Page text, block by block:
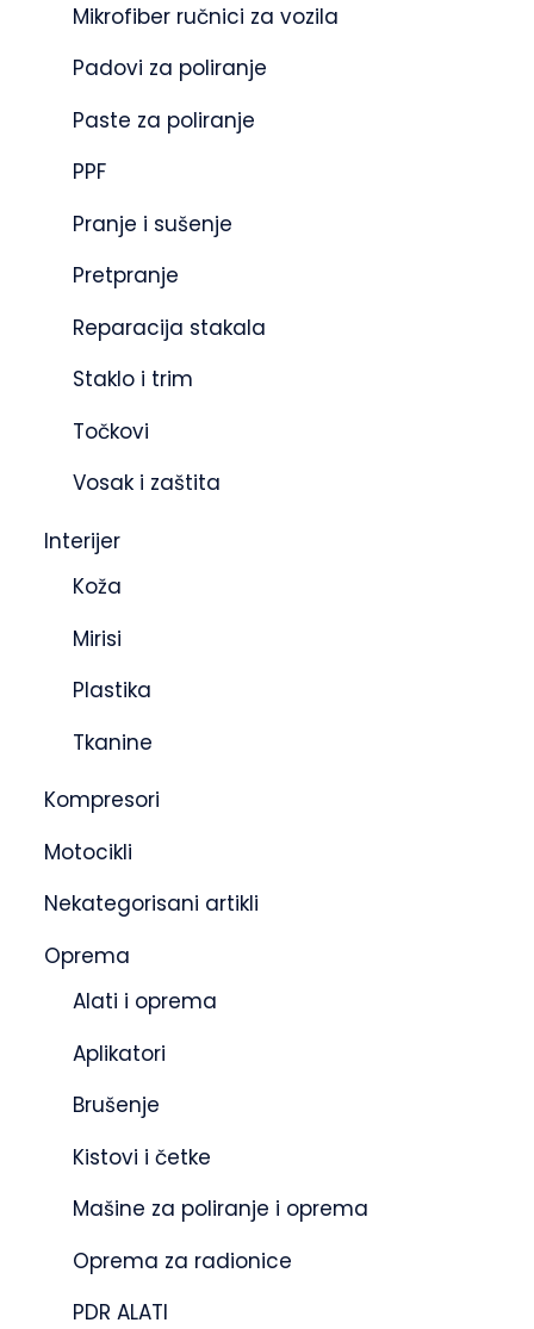
Mikrofiber ručnici za vozila
Padovi za poliranje
Paste za poliranje
PPF
Pranje i sušenje
Pretpranje
Reparacija stakala
Staklo i trim
Točkovi
Vosak i zaštita
Interijer
Koža
Mirisi
Plastika
Tkanine
Kompresori
Motocikli
Nekategorisani artikli
Oprema
Alati i oprema
Aplikatori
Brušenje
Kistovi i četke
Mašine za poliranje i oprema
Oprema za radionice
PDR ALATI